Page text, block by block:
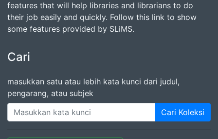
features that will help libraries and librarians to do
their job easily and quickly. Follow this link to show
some features provided by SLiMS.
Cari
masukkan satu atau lebih kata kunci dari judul,
pengarang, atau subjek
Cari Koleksi